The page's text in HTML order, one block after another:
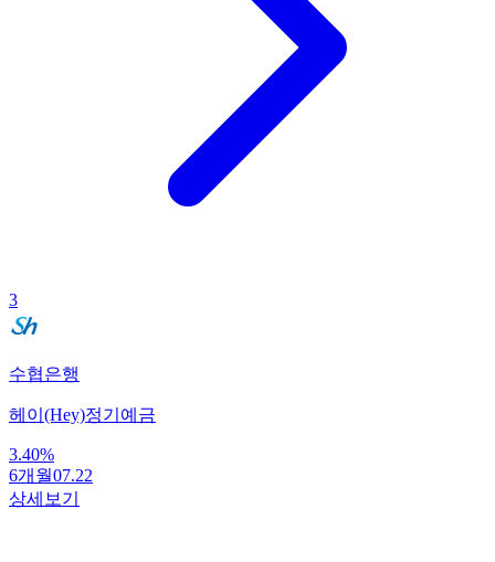
3
수협은행
헤이(Hey)정기예금
3.40%
6개월07.22
상세보기